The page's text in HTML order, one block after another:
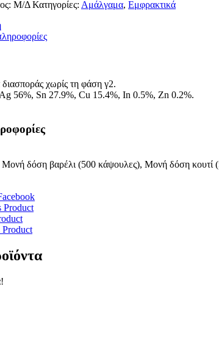
Μ/Δ Κατηγορίες: Αμάλγαμα, Εμφρακτικά
χωρίς τη φάση γ2.
Ag 56%, Sn 27.9%, Cu 15.4%, In 0.5%, Zn 0.2%.
Μονή δόση βαρέλι (500 κάψουλες), Μονή δόση κουτί
Product